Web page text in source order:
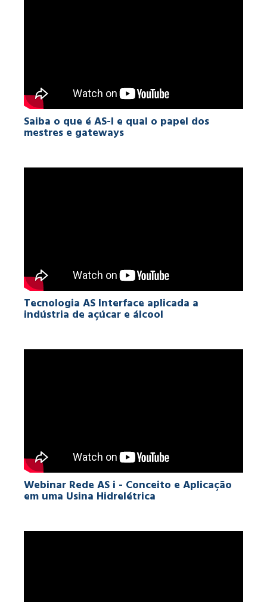
Saiba o que é AS-I e qual o papel dos
mestres e gateways
Tecnologia AS Interface aplicada a
indústria de açúcar e álcool
Webinar Rede AS i - Conceito e Aplicação
em uma Usina Hidrelétrica